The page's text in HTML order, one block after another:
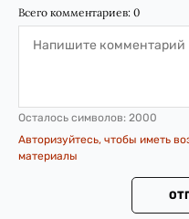
Всего комментариев: 0
Осталось символов: 2000
Авторизуйтесь, чтобы иметь
материалы